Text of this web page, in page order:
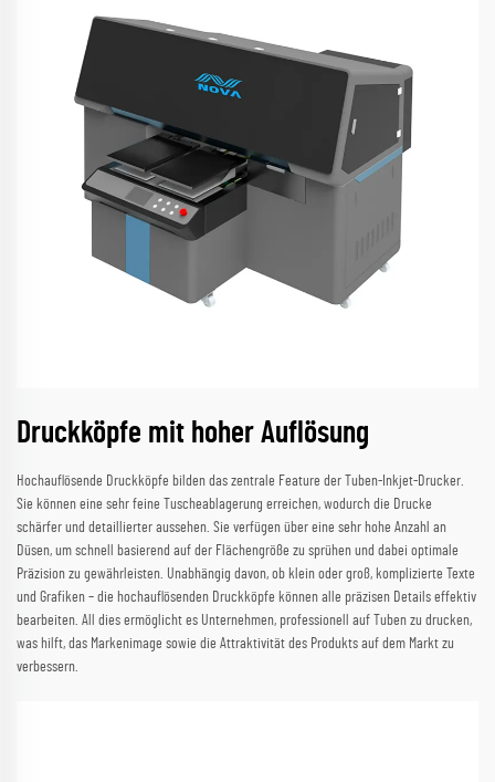
Druckköpfe mit hoher Auflösung
Hochauflösende Druckköpfe bilden das zentrale Feature der Tuben-Inkjet-Drucker.
Sie können eine sehr feine Tuscheablagerung erreichen, wodurch die Drucke
schärfer und detaillierter aussehen. Sie verfügen über eine sehr hohe Anzahl an
Düsen, um schnell basierend auf der Flächengröße zu sprühen und dabei optimale
Präzision zu gewährleisten. Unabhängig davon, ob klein oder groß, komplizierte Texte
und Grafiken – die hochauflösenden Druckköpfe können alle präzisen Details effektiv
bearbeiten. All dies ermöglicht es Unternehmen, professionell auf Tuben zu drucken,
was hilft, das Markenimage sowie die Attraktivität des Produkts auf dem Markt zu
verbessern.